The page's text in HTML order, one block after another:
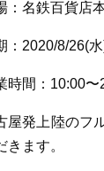
：名鉄百貨店
：2020/8/26(
時間：10:00〜
屋発上陸のフ
きます。